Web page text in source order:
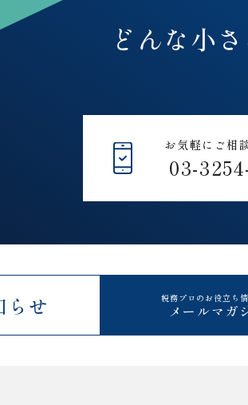
どんな小
お気軽にご相
03-
らせ 税務プロのお役立ち
メールマガ